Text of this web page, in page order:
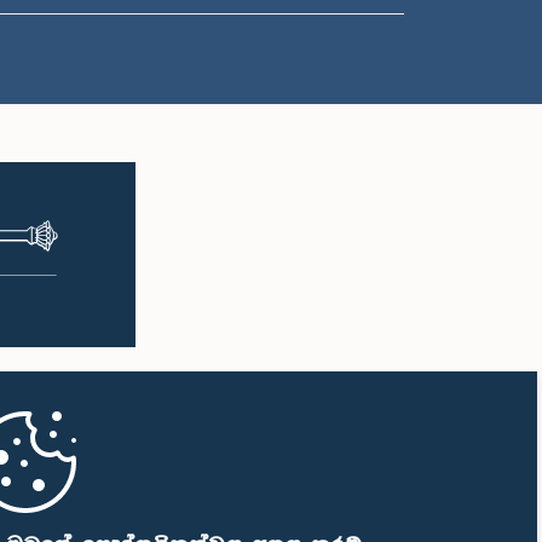
ප.ව. 2:15 - ප.ව. 2:23